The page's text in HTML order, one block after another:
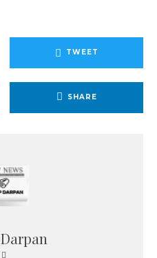
TWEET
SHARE